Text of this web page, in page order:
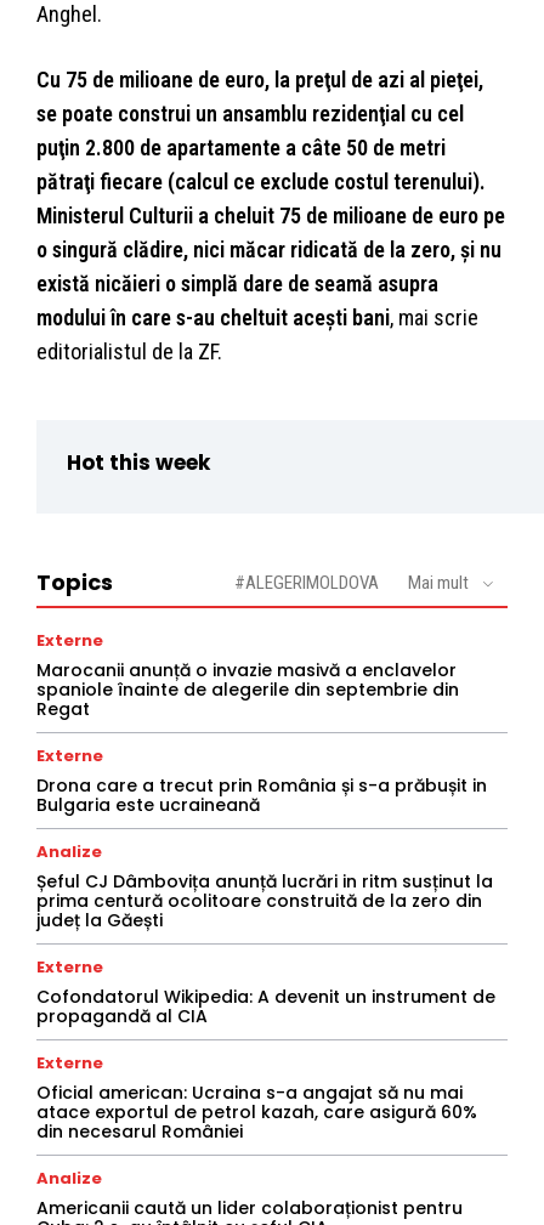
Anghel.
Cu 75 de milioane de euro, la preţul de azi al pieţei,
se poate construi un ansamblu rezidenţial cu cel
puţin 2.800 de apartamente a câte 50 de metri
pătraţi fiecare (calcul ce exclude costul terenului).
Ministerul Culturii a cheluit 75 de milioane de euro pe
o singură clădire, nici măcar ridicată de la zero, şi nu
există nicăieri o simplă dare de seamă asupra
modului în care s-au cheltuit aceşti bani, mai scrie
editorialistul de la ZF.
Hot this week
Topics #ALEGERIMOLDOVA Mai mult
Externe
Marocanii anunță o invazie masivă a enclavelor
spaniole înainte de alegerile din septembrie din
Regat
Externe
Drona care a trecut prin România și s-a prăbușit in
Bulgaria este ucraineană
Analize
Șeful CJ Dâmbovița anunță lucrări in ritm susținut la
prima centură ocolitoare construită de la zero din
județ la Găești
Externe
Cofondatorul Wikipedia: A devenit un instrument de
propagandă al CIA
Externe
Oficial american: Ucraina s-a angajat să nu mai
atace exportul de petrol kazah, care asigură 60%
din necesarul României
Analize
Americanii caută un lider colaboraționist pentru